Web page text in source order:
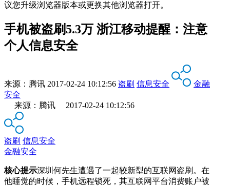
议您升级浏览器版本或更换其他浏览器打开。
手机被盗刷5.3万 浙江移动提醒：注意
个人信息安全
来源： 腾讯 2017-02-24 10:12:56 盗刷 信息安全
金融
安全
来源：腾讯 2017-02-24 10:12:56
盗刷 信息安全
金融安全
核心提示深圳何先生遭遇了一起较新型的互联网盗刷。在
他睡觉的时候，手机远程锁死，其互联网平台消费账户被